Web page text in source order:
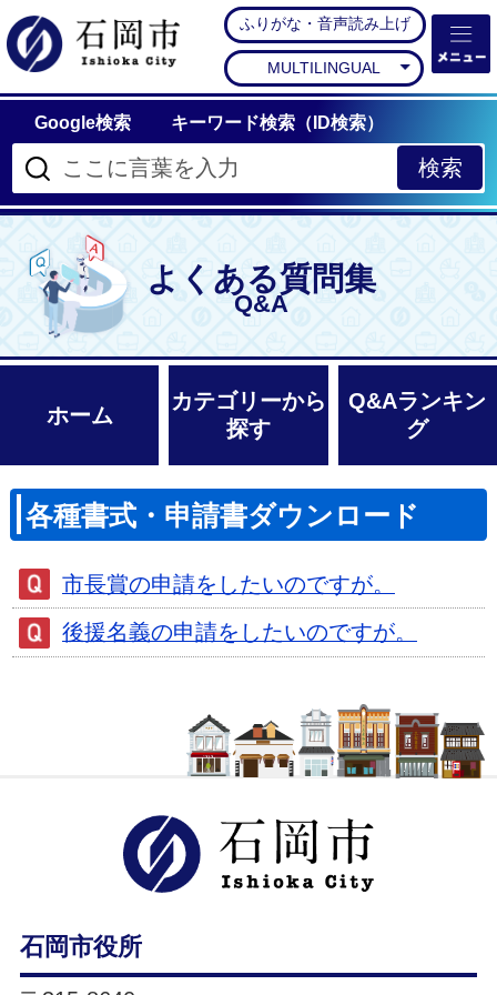
石岡市公式ホームペー
ふりがな・音声読み上げ
MULTILINGUAL
Google検索 キーワード検索（ID検索）
よくある質問集
Q&A
ホーム
カテゴリーから
探す
Q&Aランキン
グ
各種書式・申請書ダウンロード
市長賞の申請をしたいのですが。
後援名義の申請をしたいのですが。
石岡市役所